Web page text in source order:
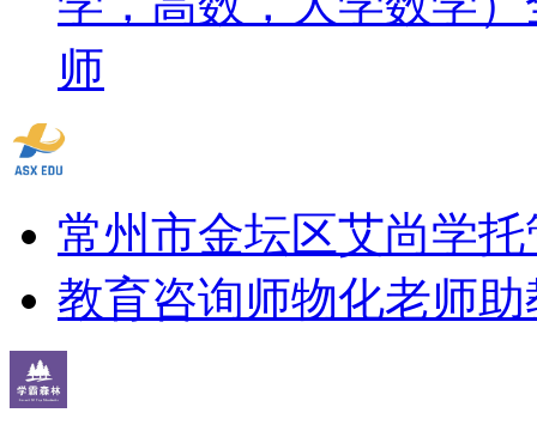
师
常州市金坛区艾尚学
教育咨询师物化老师助